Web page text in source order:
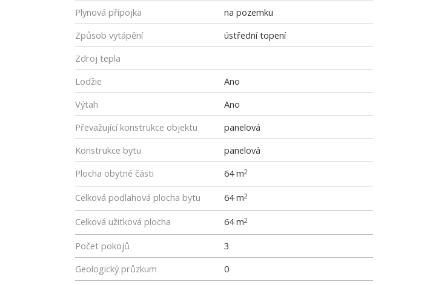
Plynová přípojka
na pozemku
Způsob vytápění
ústřední topení
Zdroj tepla
Lodžie
Ano
Výtah
Ano
Převažující konstrukce objektu
panelová
Konstrukce bytu
panelová
Plocha obytné části
64 m2
Celková podlahová plocha bytu 64 m2
Celková užitková plocha 64 m2
Počet pokojů
3
Geologický průzkum
0